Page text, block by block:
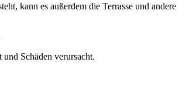
kann es außerdem die Terrasse und andere
Schäden verursacht.